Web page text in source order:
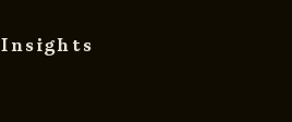
Insights